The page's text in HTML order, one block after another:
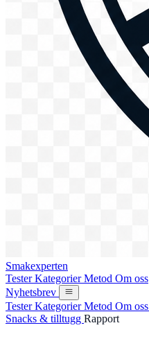
Smakexperten
TesterKategorierMetod Om oss
Nyhetsbrev
TesterKategorierMetod Om oss
Snacks & tilltugg Rapport